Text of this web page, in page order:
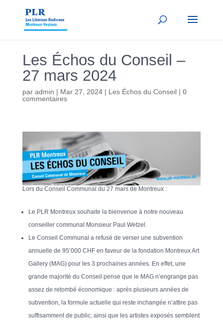
Les Échos du Conseil –
27 mars 2024
par admin | Mar 27, 2024| Les Échos du Conseil| 0
commentaires
Lors du Conseil Communal du 27 mars de Montreux :
Le PLR Montreux souhaite la bienvenue à notre nouveau
conseiller communal Monsieur Paul Wetzel.
Le Conseil Communal a refusé de verser une subvention
annuelle de 95’000 CHF en faveur de la fondation Montreux Art
Gallery (MAG) pour les 3 prochaines années. En effet, une
grande majorité du Conseil pense que le MAG n’engrange pas
assez de retombé économique : après plusieurs années de
subvention, la formule actuelle qui reste inchangée n’attire pas
suffisamment de public, ainsi que les artistes exposés semblent